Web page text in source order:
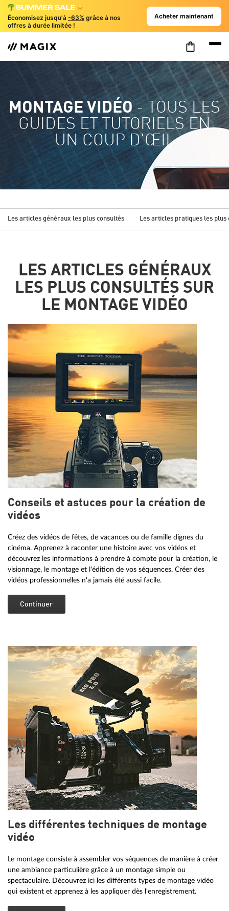
Économisez jusqu'à -63% grâce à nos
offres à durée limitée !
Acheter maintenant
MONTAGE VIDÉO- TOUS LES
GUIDES ET TUTORIELS EN
UN COUP D'ŒIL
Les articles généraux les plus consultés Les articles pratiques les plus
LES ARTICLES GÉNÉRAUX
LES PLUS CONSULTÉS SUR
LE MONTAGE VIDÉO
Conseils et astuces pour la création de
vidéos
Créez des vidéos de fêtes, de vacances ou de famille dignes du
cinéma. Apprenez à raconter une histoire avec vos vidéos et
découvrez les informations à prendre à compte pour la création, le
visionnage, le montage et l'édition de vos séquences. Créer des
vidéos professionnelles n'a jamais été aussi facile.
Continuer
Les différentes techniques de montage
vidéo
Le montage consiste à assembler vos séquences de manière à créer
une ambiance particulière grâce à un montage simple ou
spectaculaire. Découvrez ici les différents types de montage vidéo
qui existent et apprenez à les appliquer dès l'enregistrement.